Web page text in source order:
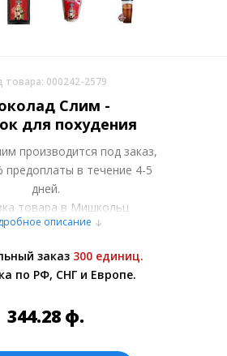
товара: 000242-2579
Слим -
для похудения
производится под заказ,
предоплаты в течение 4-5
дней.
товара в Мишкольц
курьерскими службами
при обсуждении заказа с
менеджером.
по курсу ЦБ РФ на
описание
заказ 300 единиц.
по РФ, СНГ и Европе.
344.28 ф.